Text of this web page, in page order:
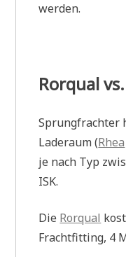
werden.
Rorqual
Sprungfrachter
Laderaum (Rhea
je nach Typ
ISK.
Die Rorqual
Frachtfitting, 4